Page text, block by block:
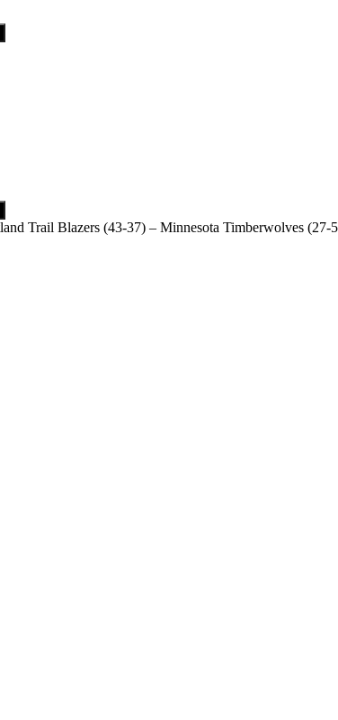
Trail Blazers (43-37) – Minnesota Timberwolves